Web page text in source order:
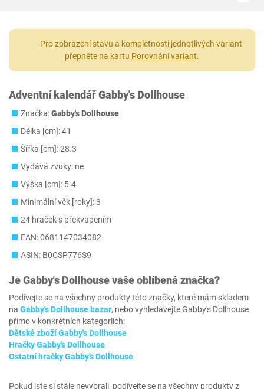
Pro zobrazení stavu a kompletnosti jednotlivých variant
přepněte na kartu Porovnání variant.
Adventní kalendář Gabby's Dollhouse
Značka:Gabby's Dollhouse
Délka [cm]: 41
Šířka [cm]: 28.3
Vydává zvuky: ne
Výška [cm]: 5.4
Minimální věk [roky]: 3
24 hraček s překvapením
EAN: 0681147034082
ASIN: B0CSP776S9
JeGabby's Dollhousevaše oblíbená značka?
Podívejte se na všechny produkty této značky, které mám skladem
na Gabby's Dollhouse bazar, nebo vyhledávejte Gabby's Dollhouse
přímo v konkrétních kategoriích:
Dětské zboží Gabby's Dollhouse
Hračky Gabby's Dollhouse
Ostatní hračky Gabby's Dollhouse
Pokud jste si stále nevybrali, podívejte se na všechny produkty z